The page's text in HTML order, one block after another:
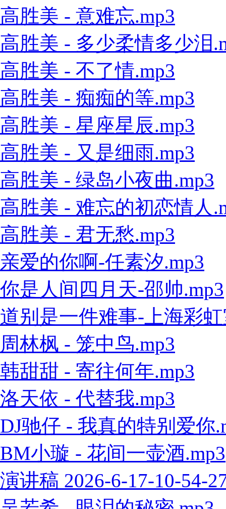
高胜美 - 意难忘.mp3
高胜美 - 多少柔情多少泪
高胜美 - 不了情.mp3
高胜美 - 痴痴的等.mp3
高胜美 - 星座星辰.mp3
高胜美 - 又是细雨.mp3
高胜美 - 绿岛小夜曲.mp3
高胜美 - 难忘的初恋情人
高胜美 - 君无愁.mp3
亲爱的你啊-任素汐.mp3
你是人间四月天-邵帅.mp3
道别是一件难事-上海彩
周林枫 - 笼中鸟.mp3
韩甜甜 - 寄往何年.mp3
洛天依 - 代替我.mp3
DJ驰仔 - 我真的特别爱你
BM小璇 - 花间一壶酒.mp3
演讲稿 2026-6-17-10-54-